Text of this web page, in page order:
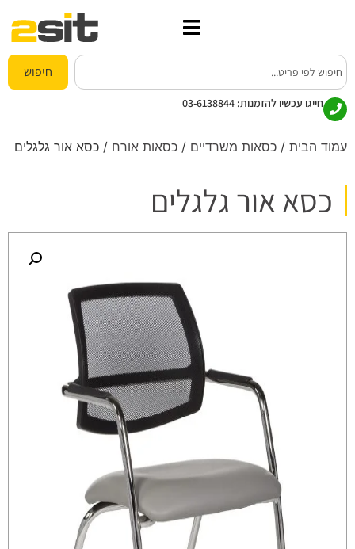
חיפוש
חייגו עכשיו להזמנות: 03-6138844
עמוד הבית / כסאות משרדיים / כסאות אורח / כסא אור גלגלים
כסא אור גלגלים